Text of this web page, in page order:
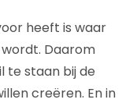
heeft is waar
Daarom
te staan bij de
creëren. En in